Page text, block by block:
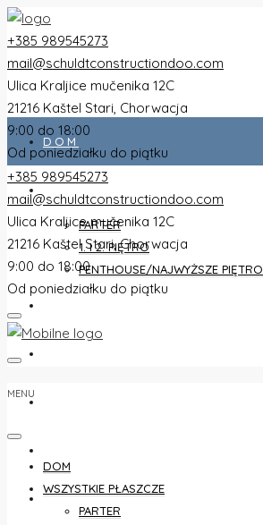
+385 989545273
mail@schuldtconstructiondoo.com
Ulica Kraljice mučenika 12C
21216 Kaštel Stari, Chorwacja
9:00 do 18:00
Od poniedziałku do piątku
DOM
PARTER
1. I 2. PIĘTRO
PENTHOUSE/NAJWYŻSZE PIĘTRO
KOSZTY ZAMKNIĘCIA
+385 989545273
mail@schuldtconstructiondoo.com
Ulica Kraljice mučenika 12C
21216 Kaštel Stari, Chorwacja
9:00 do 18:00
Od poniedziałku do piątku
MENU
DOM
WSZYSTKIE PŁASZCZE
PARTER